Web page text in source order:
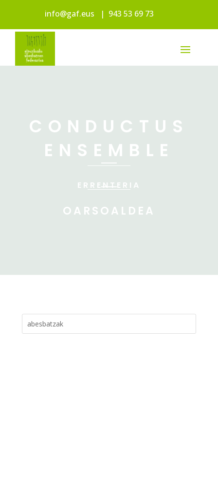
info@gaf.eus | 943 53 69 73
CONDUCTUS
ENSEMBLE
ERRENTERIA
OARSOALDEA